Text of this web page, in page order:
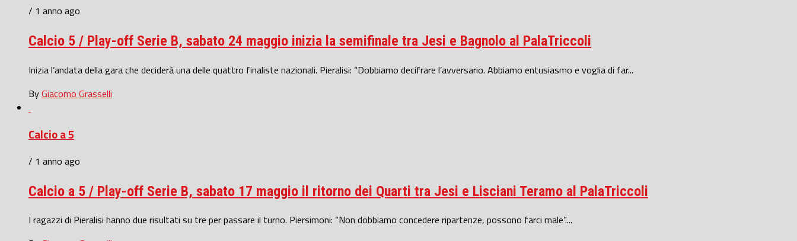
/ 1 anno ago
Calcio 5 / Play-off Serie B, sabato 24 maggio inizia la semifinale tra Jesi e Bagnolo al PalaTriccoli
Inizia l’andata della gara che deciderà una delle quattro finaliste nazionali. Pieralisi: “Dobbiamo decifrare l’avversario. Abbiamo entusiasmo e voglia di far...
ByGiacomo Grasselli
Calcio a 5
/ 1 anno ago
Calcio a 5 / Play-off Serie B, sabato 17 maggio il ritorno dei Quarti tra Jesi e Lisciani Teramo al PalaTriccoli
I ragazzi di Pieralisi hanno due risultati su tre per passare il turno. Piersimoni: “Non dobbiamo concedere ripartenze, possono farci male”....